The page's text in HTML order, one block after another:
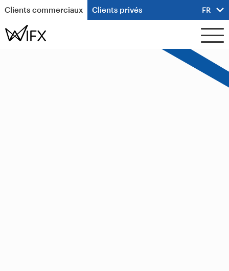
Clients commerciaux Clients privés FR